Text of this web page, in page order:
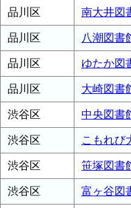
品川区 南大井図
品川区 八潮図書
品川区 ゆたか図
品川区 大崎図書
渋谷区 中央図書
渋谷区 こもれび
渋谷区 笹塚図書
渋谷区 富ヶ谷図